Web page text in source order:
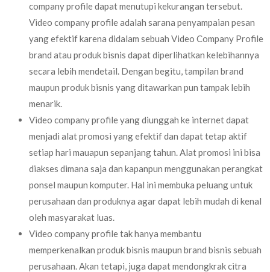
company profile dapat menutupi kekurangan tersebut.
Video company profile adalah sarana penyampaian pesan
yang efektif karena didalam sebuah Video Company Profile
brand atau produk bisnis dapat diperlihatkan kelebihannya
secara lebih mendetail. Dengan begitu, tampilan brand
maupun produk bisnis yang ditawarkan pun tampak lebih
menarik.
Video company profile yang diunggah ke internet dapat
menjadi alat promosi yang efektif dan dapat tetap aktif
setiap hari mauapun sepanjang tahun. Alat promosi ini bisa
diakses dimana saja dan kapanpun menggunakan perangkat
ponsel maupun komputer. Hal ini membuka peluang untuk
perusahaan dan produknya agar dapat lebih mudah di kenal
oleh masyarakat luas.
Video company profile tak hanya membantu
memperkenalkan produk bisnis maupun brand bisnis sebuah
perusahaan. Akan tetapi, juga dapat mendongkrak citra